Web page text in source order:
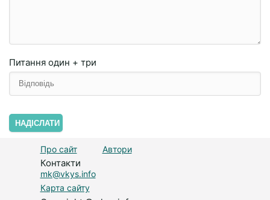
Питання один + три
НАДІСЛАТИ
Про сайт Автори
Контакти
mk@vkys.info
Карта сайту